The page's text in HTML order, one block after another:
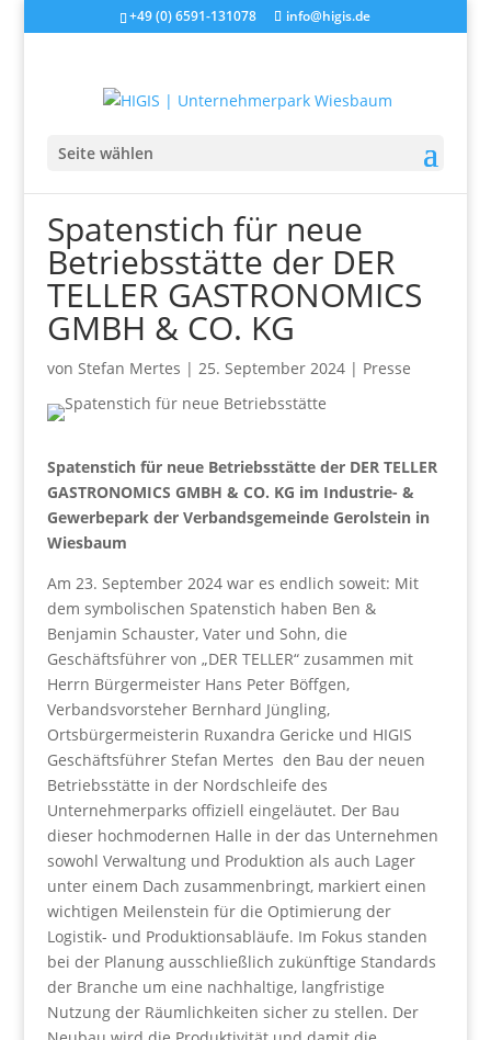
+49 (0) 6591-131078 info@higis.de
Seite wählen
Spatenstich für neue
Betriebsstätte der DER
TELLER GASTRONOMICS
GMBH & CO. KG
von Stefan Mertes | 25. September 2024| Presse
Spatenstich für neue Betriebsstätte der DER TELLER
GASTRONOMICS GMBH & CO. KG im Industrie- &
Gewerbepark der Verbandsgemeinde Gerolstein in
Wiesbaum
Am 23. September 2024 war es endlich soweit: Mit
dem symbolischen Spatenstich haben Ben &
Benjamin Schauster, Vater und Sohn, die
Geschäftsführer von „DER TELLER“ zusammen mit
Herrn Bürgermeister Hans Peter Böffgen,
Verbandsvorsteher Bernhard Jüngling,
Ortsbürgermeisterin Ruxandra Gericke und HIGIS
Geschäftsführer Stefan Mertes den Bau der neuen
Betriebsstätte in der Nordschleife des
Unternehmerparks offiziell eingeläutet. Der Bau
dieser hochmodernen Halle in der das Unternehmen
sowohl Verwaltung und Produktion als auch Lager
unter einem Dach zusammenbringt, markiert einen
wichtigen Meilenstein für die Optimierung der
Logistik- und Produktionsabläufe. Im Fokus standen
bei der Planung ausschließlich zukünftige Standards
der Branche um eine nachhaltige, langfristige
Nutzung der Räumlichkeiten sicher zu stellen. Der